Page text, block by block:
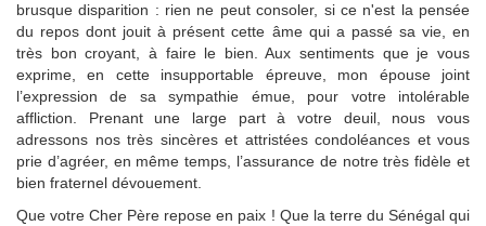
brusque disparition : rien ne peut consoler, si ce n'est la pensée
du repos dont jouit à présent cette âme qui a passé sa vie, en
très bon croyant, à faire le bien. Aux sentiments que je vous
exprime, en cette insupportable épreuve, mon épouse joint
l’expression de sa sympathie émue, pour votre intolérable
affliction. Prenant une large part à votre deuil, nous vous
adressons nos très sincères et attristées condoléances et vous
prie d’agréer, en même temps, l’assurance de notre très fidèle et
bien fraternel dévouement.
Que votre Cher Père repose en paix ! Que la terre du Sénégal qui